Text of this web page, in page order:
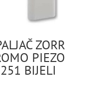
ZORR
PIEZO
BIJELI